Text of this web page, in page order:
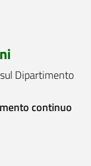
Dipartimento
continuo